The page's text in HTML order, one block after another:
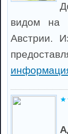
видом на
Австрии.